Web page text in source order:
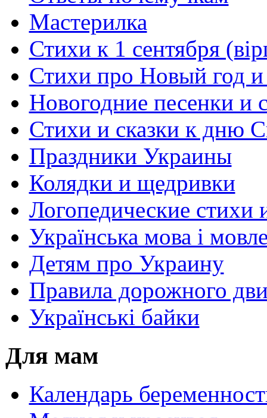
Мастерилка
Стихи к 1 сентября
Стихи про Новый год
Новогодние песенки и
Стихи и сказки к дню
Праздники Украины
Колядки и щедривки
Логопедические стихи
Українська мова і
Детям про Украину
Правила дорожного
Українські байки
Для мам
Календарь